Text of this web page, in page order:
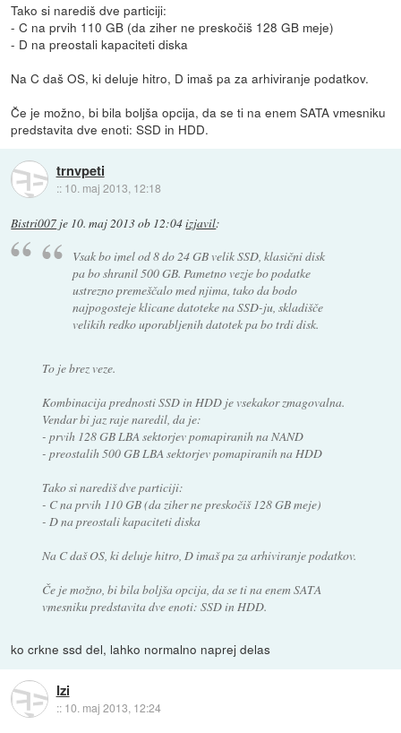
Tako si narediš dve particiji:
- C na prvih 110 GB (da ziher ne preskočiš 128 GB meje)
- D na preostali kapaciteti diska
Na C daš OS, ki deluje hitro, D imaš pa za arhiviranje podatkov.
Če je možno, bi bila boljša opcija, da se ti na enem SATA vmesniku
predstavita dve enoti: SSD in HDD.
trnvpeti
:: 10. maj 2013, 12:18
Bistri007 je 10. maj 2013 ob 12:04izjavil:
Vsak bo imel od 8 do 24 GB velik SSD, klasični disk
pa bo shranil 500 GB. Pametno vezje bo podatke
ustrezno premeščalo med njima, tako da bodo
najpogosteje klicane datoteke na SSD-ju, skladišče
velikih redko uporabljenih datotek pa bo trdi disk.
To je brez veze.
Kombinacija prednosti SSD in HDD je vsekakor zmagovalna.
Vendar bi jaz raje naredil, da je:
- prvih 128 GB LBA sektorjev pomapiranih na NAND
- preostalih 500 GB LBA sektorjev pomapiranih na HDD
Tako si narediš dve particiji:
- C na prvih 110 GB (da ziher ne preskočiš 128 GB meje)
- D na preostali kapaciteti diska
Na C daš OS, ki deluje hitro, D imaš pa za arhiviranje podatkov.
Če je možno, bi bila boljša opcija, da se ti na enem SATA
vmesniku predstavita dve enoti: SSD in HDD.
ko crkne ssd del, lahko normalno naprej delas
Izi
:: 10. maj 2013, 12:24